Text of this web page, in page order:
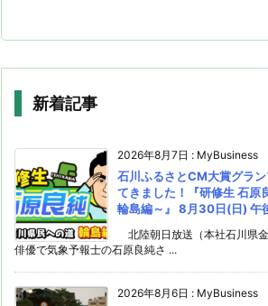
新着記事
2026年8月7日 : MyBusiness
石川ふるさとCM大賞グラ
てきました！『研修生 石原
輪島編～』 8月30日(日) 午
北陸朝日放送（本社石川県
俳優で気象予報士の石原良純さ ...
2026年8月6日 : MyBusiness